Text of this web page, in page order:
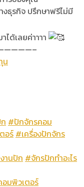
ธุรกิจ ปรึกษาฟรีไม่มี
ได้เลยค่าาาา
น
#ปักจักรคอม
อร์ #เครื่องปักจักร
านปัก #จักรปักทำอะไร
อมพิวเตอร์